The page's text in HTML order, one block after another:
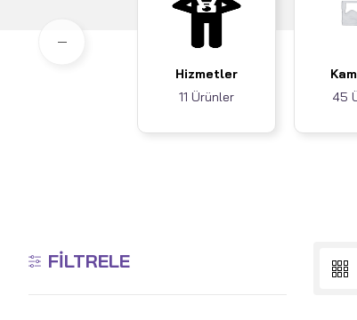
Hizmetler
11 Ürünler
45
FILTRELE